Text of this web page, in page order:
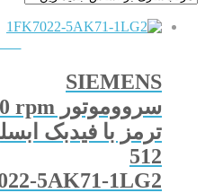
SIEMENS
512
5AK71-1LG2